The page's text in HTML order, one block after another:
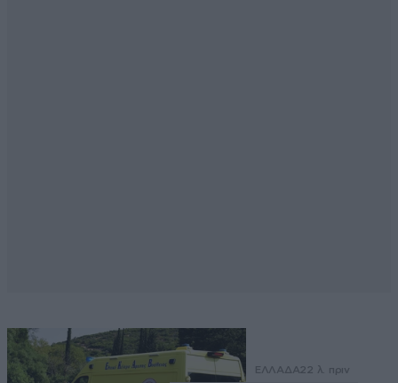
ΕΛΛΑΔΑ22 λ. πριν